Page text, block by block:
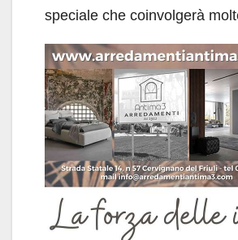
speciale che coinvolgerà